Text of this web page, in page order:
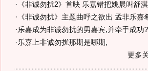
· 《非诚勿扰2》首映 乐嘉错把姚晨叫舒
· 《非诚勿扰》主题曲呼之欲出 孟非乐嘉
·乐嘉成为非诚勿扰的男嘉宾,并牵手成功?
·乐嘉上非诚勿扰那期是哪期,
更多